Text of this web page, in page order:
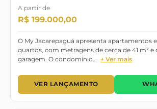
A partir de
R$ 199.000,00
O My Jacarepaguá apresenta apartamentos e
quartos, com metragens de cerca de 41 m² e
garagem. O condomínio… + Ver mais
VER LANÇAMENTO